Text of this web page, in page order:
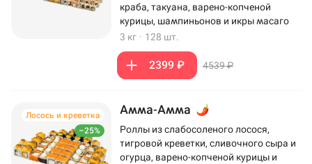
краба, такуана, варено-копченой
курицы, шампиньонов и икры масаго
3 кг · 128 шт.
2399 ₽ 4539 ₽
–25%
Лосось и креветка Амма-Амма
Роллы из слабосоленого лосося,
тигровой креветки, сливочного сыра и
огурца, варено-копченой курицы и